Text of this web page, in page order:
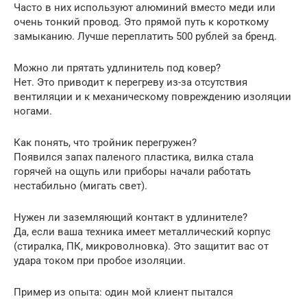
Часто в них используют алюминий вместо меди или
очень тонкий провод. Это прямой путь к короткому
замыканию. Лучше переплатить 500 рублей за бренд.
Можно ли прятать удлинитель под ковер?
Нет. Это приводит к перегреву из-за отсутствия
вентиляции и к механическому повреждению изоляции
ногами.
Как понять, что тройник перегружен?
Появился запах паленого пластика, вилка стала
горячей на ощупь или приборы начали работать
нестабильно (мигать свет).
Нужен ли заземляющий контакт в удлинителе?
Да, если ваша техника имеет металлический корпус
(стиралка, ПК, микроволновка). Это защитит вас от
удара током при пробое изоляции.
Пример из опыта: один мой клиент пытался